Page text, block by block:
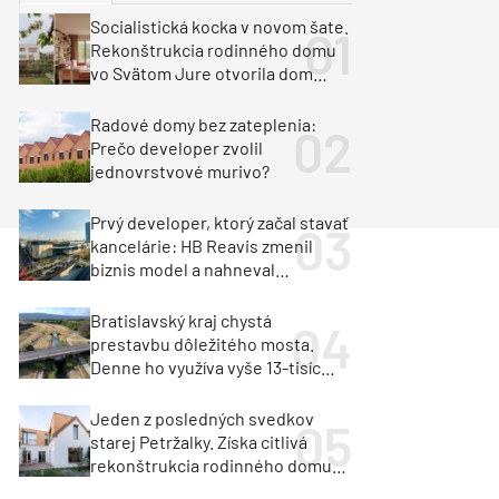
Klimatizácia a vetranie
Milan Murcka
Socialistická kocka v novom šate.
Rekonštrukcia rodinného domu
vo Svätom Jure otvorila dom
Radové domy bez zateplenia:
Prečo developer zvolil
jednovrstvové murivo?
Prvý developer, ktorý začal stavať
kancelárie: HB Reavis zmenil
biznis model a nahneval
Bratislavský kraj chystá
prestavbu dôležitého mosta.
Denne ho využíva vyše 13-tisíc
Jeden z posledných svedkov
starej Petržalky. Získa citlivá
rekonštrukcia rodinného domu